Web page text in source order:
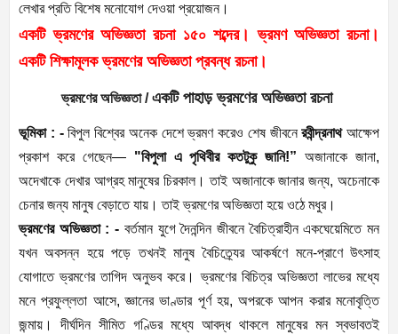
লেখার প্রতি বিশেষ মনোযোগ দেওয়া প্রয়োজন।
একটি ভ্রমণের অভিজ্ঞতা রচনা ১৫০ শব্দের। ভ্রমণ অভিজ্ঞতা রচনা।
একটি শিক্ষামূলক ভ্রমণের অভিজ্ঞতা প্রবন্ধ রচনা।
ভ্রমণের অভিজ্ঞতা /একটি পাহাড় ভ্রমণের অভিজ্ঞতা রচনা
ভূমিকা : -বিপুল বিশ্বের অনেক দেশে ভ্রমণ করেও শেষ জীবনেরবীন্দ্রনাথআক্ষেপ
প্রকাশ করে গেছেন— "বিপুলা এ পৃথিবীর কতটুকু জানি!” অজানাকে জানা,
অদেখাকে দেখার আগ্রহ মানুষের চিরকাল। তাই অজানাকে জানার জন্য, অচেনাকে
চেনার জন্য মানুষ বেড়াতে যায়। তাই ভ্রমণের অভিজ্ঞতা হয়ে ওঠে মধুর।
ভ্রমণের অভিজ্ঞতা : - বর্তমান যুগে দৈনন্দিন জীবনে বৈচিত্রাহীন একঘেয়েমিতে মন
যখন অবসন্ন হয়ে পড়ে তখনই মানুষ বৈচিত্র্যের আকর্ষণে মনে-প্রাণে উৎসাহ
যোগাতে ভ্রমণের তাগিদ অনুভব করে। ভ্রমণের বিচিত্র অভিজ্ঞতা লাভের মধ্যে
মনে প্রফুল্লতা আসে, জ্ঞানের ভাণ্ডার পূর্ণ হয়, অপরকে আপন করার মনোবৃত্তি
জন্মায়। দীর্ঘদিন সীমিত গণ্ডির মধ্যে আবদ্ধ থাকলে মানুষের মন স্বভাবতই